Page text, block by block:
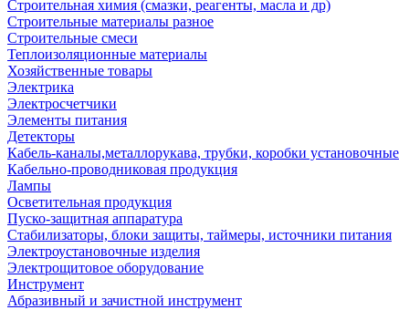
Строительная химия (смазки, реагенты, масла и др)
Строительные материалы разное
Строительные смеси
Теплоизоляционные материалы
Хозяйственные товары
Электрика
Электросчетчики
Элементы питания
Детекторы
Кабель-каналы,металлорукава, трубки, коробки установочные
Кабельно-проводниковая продукция
Лампы
Осветительная продукция
Пуско-защитная аппаратура
Стабилизаторы, блоки защиты, таймеры, источники питания
Электроустановочные изделия
Электрощитовое оборудование
Инструмент
Абразивный и зачистной инструмент